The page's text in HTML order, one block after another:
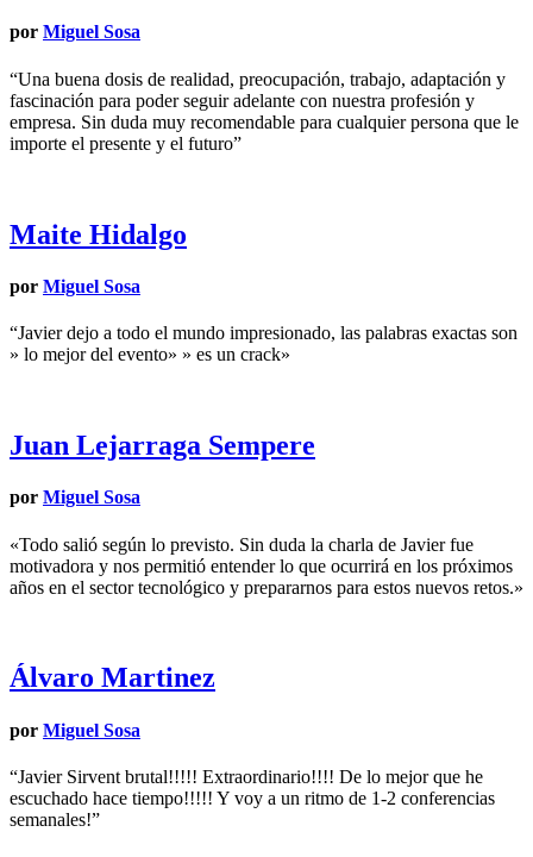
por Miguel Sosa
“Una buena dosis de realidad, preocupación, trabajo, adaptación y
fascinación para poder seguir adelante con nuestra profesión y
empresa. Sin duda muy recomendable para cualquier persona que le
importe el presente y el futuro”
Maite Hidalgo
por Miguel Sosa
“Javier dejo a todo el mundo impresionado, las palabras exactas son
» lo mejor del evento» » es un crack»
Juan Lejarraga Sempere
por Miguel Sosa
«Todo salió según lo previsto. Sin duda la charla de Javier fue
motivadora y nos permitió entender lo que ocurrirá en los próximos
años en el sector tecnológico y prepararnos para estos nuevos retos.»
Álvaro Martinez
por Miguel Sosa
“Javier Sirvent brutal!!!!! Extraordinario!!!! De lo mejor que he
escuchado hace tiempo!!!!! Y voy a un ritmo de 1-2 conferencias
semanales!”